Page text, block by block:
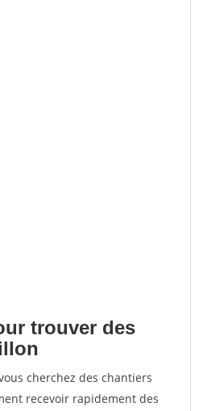
trouver des
cherchez des chantiers
recevoir rapidement des